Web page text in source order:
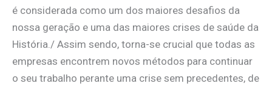
é considerada como um dos maiores desafios da
nossa geração e uma das maiores crises de saúde da
História./ Assim sendo, torna-se crucial que todas as
empresas encontrem novos métodos para continuar
o seu trabalho perante uma crise sem precedentes, de